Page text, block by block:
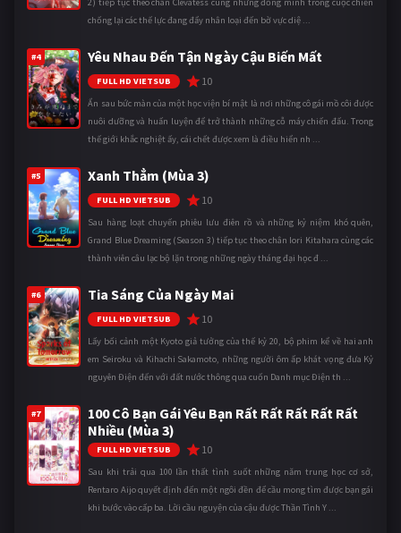
chống lại các thế lực đang đẩy nhân loại đến bờ vực diệ ...
#4 Yêu Nhau Đến Tận Ngày Cậu Biến Mất
FULL HD VIETSUB 10
Ẩn sau bức màn của một học viện bí mật là nơi những cô gái mồ côi được
nuôi dưỡng và huấn luyện để trở thành những cỗ máy chiến đấu. Trong
thế giới khắc nghiệt ấy, cái chết được xem là điều hiển nh ...
#5 Xanh Thẳm (Mùa 3)
FULL HD VIETSUB 10
Sau hàng loạt chuyến phiêu lưu điên rồ và những kỷ niệm khó quên,
Grand Blue Dreaming (Season 3) tiếp tục theo chân Iori Kitahara cùng các
thành viên câu lạc bộ lặn trong những ngày tháng đại học đ ...
#6 Tia Sáng Của Ngày Mai
FULL HD VIETSUB 10
Lấy bối cảnh một Kyoto giả tưởng của thế kỷ 20, bộ phim kể về hai anh
em Seiroku và Kihachi Sakamoto, những người ôm ấp khát vọng đưa Kỷ
nguyên Điện đến với đất nước thông qua cuốn Danh mục Điện th ...
#7
100 Cô Bạn Gái Yêu Bạn Rất Rất Rất Rất Rất
Nhiều (Mùa 3)
FULL HD VIETSUB 10
Sau khi trải qua 100 lần thất tình suốt những năm trung học cơ sở,
Rentaro Aijo quyết định đến một ngôi đền để cầu mong tìm được bạn gái
khi bước vào cấp ba. Lời cầu nguyện của cậu được Thần Tình Y ...